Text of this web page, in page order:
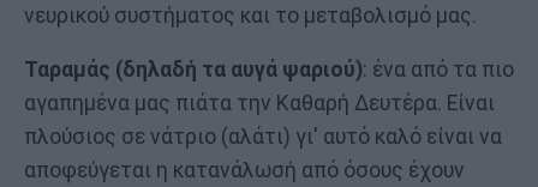
νευρικού συστήματος και το μεταβολισμό μας.
Ταραμάς (δηλαδή τα αυγά ψαριού): ένα από τα πιο
αγαπημένα μας πιάτα την Καθαρή Δευτέρα. Είναι
πλούσιος σε νάτριο (αλάτι) γι' αυτό καλό είναι να
αποφεύγεται η κατανάλωσή από όσους έχουν